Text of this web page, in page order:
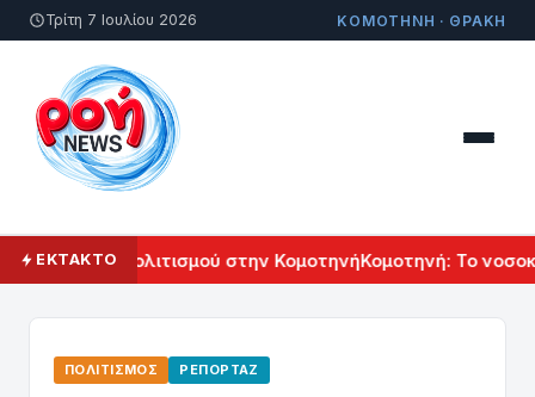
Τρίτη 7 Ιουλίου 2026 ΚΟΜΟΤΗΝΗ · ΘΡΑΚΗ
ΕΚΤΑΚΤΟ
Αρμενικού Πολιτισμού στην ΚομοτηνήΚομοτηνή: Το
ΠΟΛΙΤΙΣΜΌΣ ΡΕΠΟΡΤΆΖ